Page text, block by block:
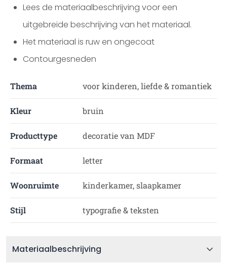
Lees de materiaalbeschrijving voor een
uitgebreide beschrijving van het materiaal.
Het materiaal is ruw en ongecoat
Contourgesneden
Thema voor kinderen, liefde & romantiek
Kleur bruin
Producttype decoratie van MDF
Formaat letter
Woonruimte kinderkamer, slaapkamer
Stijl typografie & teksten
Materiaalbeschrijving